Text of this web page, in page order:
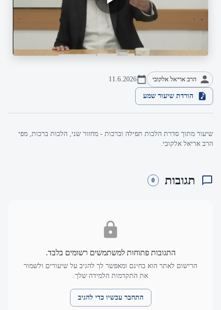
הרב אריאל אלקובי 11.6.2026
הורדת שיעור שמע
שיעור מתוך סדרת הלכות תפילה וברכות - מחזור שני, הלכות ברכות, מפי
הרב אריאל אלקובי.
תגובות 0
התגובות פתוחות למשתמשים רשומים בלבד.
הרישום לאתר הוא בחינם ומאפשר לך להגיב על שיעורים ולשמור
את התקדמות הלמידה שלך.
התחבר עכשיו כדי להגיב